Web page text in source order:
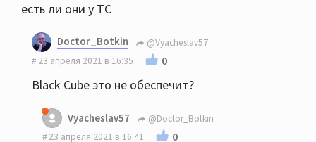
есть ли они у ТС
Doctor_Botkin
@Vyacheslav57
23 апреля 2021 в 16:35
0
Black Cube это не обеспечит?
Vyacheslav57
@Doctor_Botkin
23 апреля 2021 в 16:41
0